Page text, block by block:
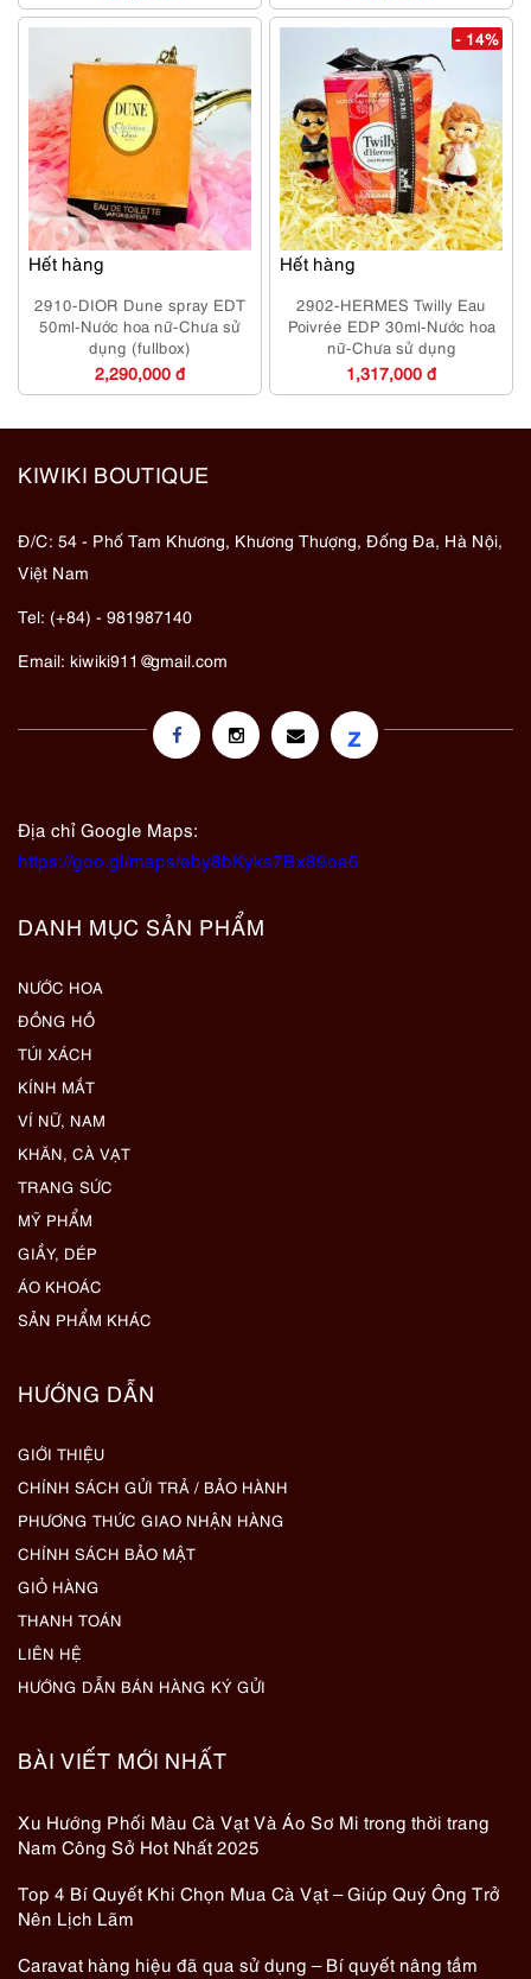
Hết hàng
2910-DIOR Dune spray EDT
50ml-Nước hoa nữ-Chưa sử
dụng (fullbox)
2,290,000 đ
Hết hàng
- 14%
2902-HERMES Twilly Eau
Poivrée EDP 30ml-Nước hoa
nữ-Chưa sử dụng
1,317,000 đ
KIWIKI BOUTIQUE
Đ/C: 54 - Phố Tam Khương, Khương Thượng, Đống Đa, Hà Nội,
Việt Nam
Tel: (+84) - 981987140
Email: kiwiki911@gmail.com
z
Địa chỉ Google Maps:
https://goo.gl/maps/eby8bKyks7Bx89oa6
DANH MỤC SẢN PHẨM
NƯỚC HOA
ĐỒNG HỒ
TÚI XÁCH
KÍNH MẮT
VÍ NỮ, NAM
KHĂN, CÀ VẠT
TRANG SỨC
MỸ PHẨM
GIẦY, DÉP
ÁO KHOÁC
SẢN PHẨM KHÁC
HƯỚNG DẪN
GIỚI THIỆU
CHÍNH SÁCH GỬI TRẢ / BẢO HÀNH
PHƯƠNG THỨC GIAO NHẬN HÀNG
CHÍNH SÁCH BẢO MẬT
GIỎ HÀNG
THANH TOÁN
LIÊN HỆ
HƯỚNG DẪN BÁN HÀNG KÝ GỬI
BÀI VIẾT MỚI NHẤT
Xu Hướng Phối Màu Cà Vạt Và Áo Sơ Mi trong thời trang
Nam Công Sở Hot Nhất 2025
Top 4 Bí Quyết Khi Chọn Mua Cà Vạt – Giúp Quý Ông Trở
Nên Lịch Lãm
Caravat hàng hiệu đã qua sử dụng – Bí quyết nâng tầm